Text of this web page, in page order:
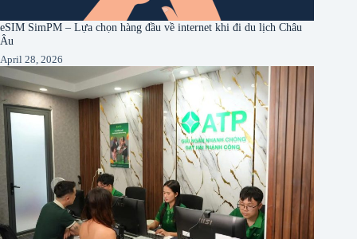
eSIM SimPM – Lựa chọn hàng đầu về internet khi đi du lịch Châu
Âu
April 28, 2026